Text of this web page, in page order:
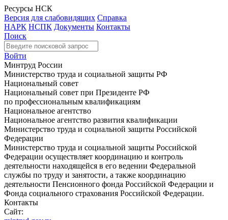
Ресурсы НСК
Версия для слабовидящих Справка
НАРК НСПК Документы Контакты
Поиск
Войти
Минтруд России
Министерство труда и социальной защиты РФ
Национальный совет
Национальный совет при Президенте РФ
по профессиональным квалификациям
Национальное агентство
Национальное агентство развития квалификации
Министерство труда и социальной защиты Российской
Федерации
Министерство труда и социальной защиты Российской
Федерации осуществляет координацию и контроль
деятельности находящейся в его ведении Федеральной
службы по труду и занятости, а также координацию
деятельности Пенсионного фонда Российской Федерации и
Фонда социального страхования Российской Федерации.
Контакты
Сайт: